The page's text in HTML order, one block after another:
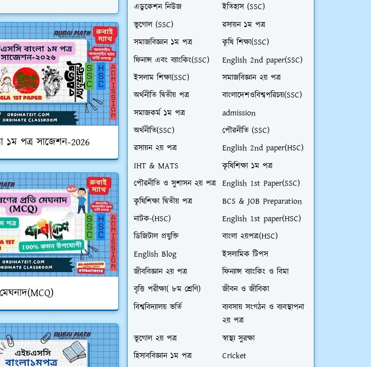
১ম পত্র সাজেশন-2026
এডুকেশন নিউজ
ইতিহাস (SSC)
ভূগোল (SSC)
রসায়ন ১ম পত্র
সমাজবিজ্ঞান ১ম পত্র
কৃষি শিক্ষা(SSC)
ফিনান্স এবং ব্যাংকিং(SSC)
English 2nd paper(SSC)
ইসলাম শিক্ষা(SSC)
সমাজবিজ্ঞান ২য় পত্র
অর্থনীতি দ্বিতীয় পত্র
বাংলাদেশওবিশ্বপরিচয়(SSC)
সমাজকর্ম ১ম পত্র
admission
অর্থনীতি(SSC)
পৌরনীতি (SSC)
রসায়ন ২য় পত্র
English 2nd paper(HSC)
IHT & MATS
কৃষিশিক্ষা ১ম পত্র
পৌরনীতি ও সুশাসন ২য় পত্র English 1st Paper(SSC)
কৃষিশিক্ষা দ্বিতীয় পত্র
BCS & JOB Preparation
নাটক-(HSC)
English 1st paper(HSC)
ডিজিটাল প্রযুক্তি
বাংলা ২য়পত্র(HSC)
English Blog
ইসলামিক টিপস
জীববিজ্ঞান ২য় পত্র
ফিন্যান্স ব্যাংকিং ও বিমা
বৃত্তি পরীক্ষা( ৮ম শ্রেণি)
জীবন ও জীবিকা
বিশ্ববিদ্যালয় ভর্তি
ব্যবসায় সংগঠন ও ব্যবস্থাপনা
২য় পত্র
ভূগোল ২য় পত্র
স্বাস্থ্য সুরক্ষা
হিসাববিজ্ঞান ১ম পত্র
Cricket